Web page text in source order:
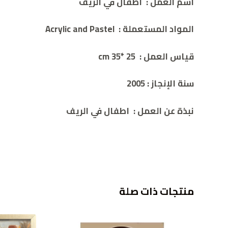
المواد المستعملة:
Acrylic and Pastel
قياس العمل: 25 *cm 35
سنة الإنجاز:
2005
نبذة عن العمل: اطفال في الريف
منتجات ذات صلة